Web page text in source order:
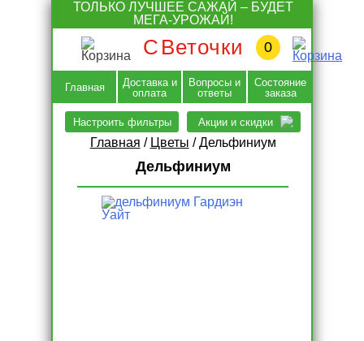
Skip
content
ТОЛЬКО ЛУЧШЕЕ САЖАЙ – БУДЕТ
МЕГА-УРОЖАЙ!
С Веточки 0
Главная
Доставка и
оплата
Вопросы и
ответы
Состояние
заказа
Настроить фильтры Акции и скидки
Главная / Цветы / Дельфиниум
Дельфиниум